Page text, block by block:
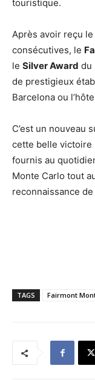
touristique.
Après avoir reçu
consécutives, le
le Silver Award du
de prestigieux
Barcelona ou
C’est un nouveau
cette belle victoire
fournis au
Monte Carlo tout
reconnaissance
TAGS Fairmont